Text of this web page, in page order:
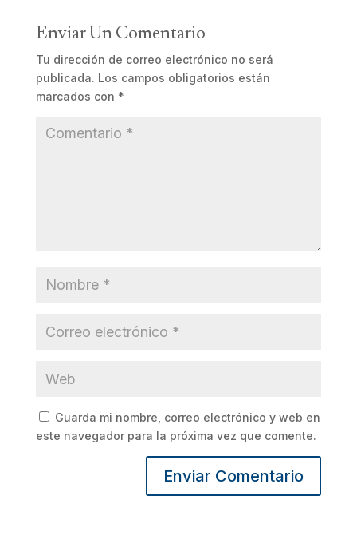
Enviar Un Comentario
Tu dirección de correo electrónico no será
publicada. Los campos obligatorios están
marcados con *
Guarda mi nombre, correo electrónico y web en
este navegador para la próxima vez que comente.